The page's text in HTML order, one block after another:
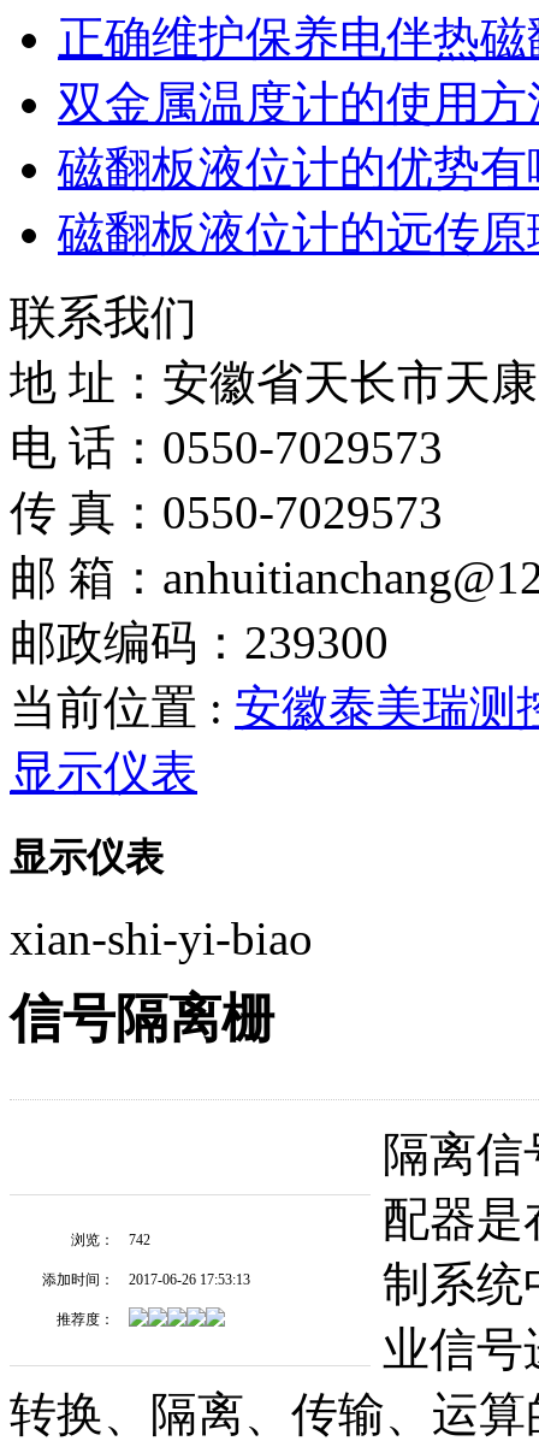
正确维护保养电伴热磁
双金属温度计的使用方
磁翻板液位计的优势有
磁翻板液位计的远传原
联系我们
地 址：安徽省天长市天
电 话：0550-7029573
传 真：0550-7029573
邮 箱：
邮政编码：239300
当前位置 : 安徽泰美瑞测
显示仪表
显示仪表
xian-shi-yi-biao
信号隔离栅
浏览： 742
添加时间： 2017-06-26 17:53:13
推荐度：
隔离
配器是
制系统
业信号
转换、隔离、传输、运